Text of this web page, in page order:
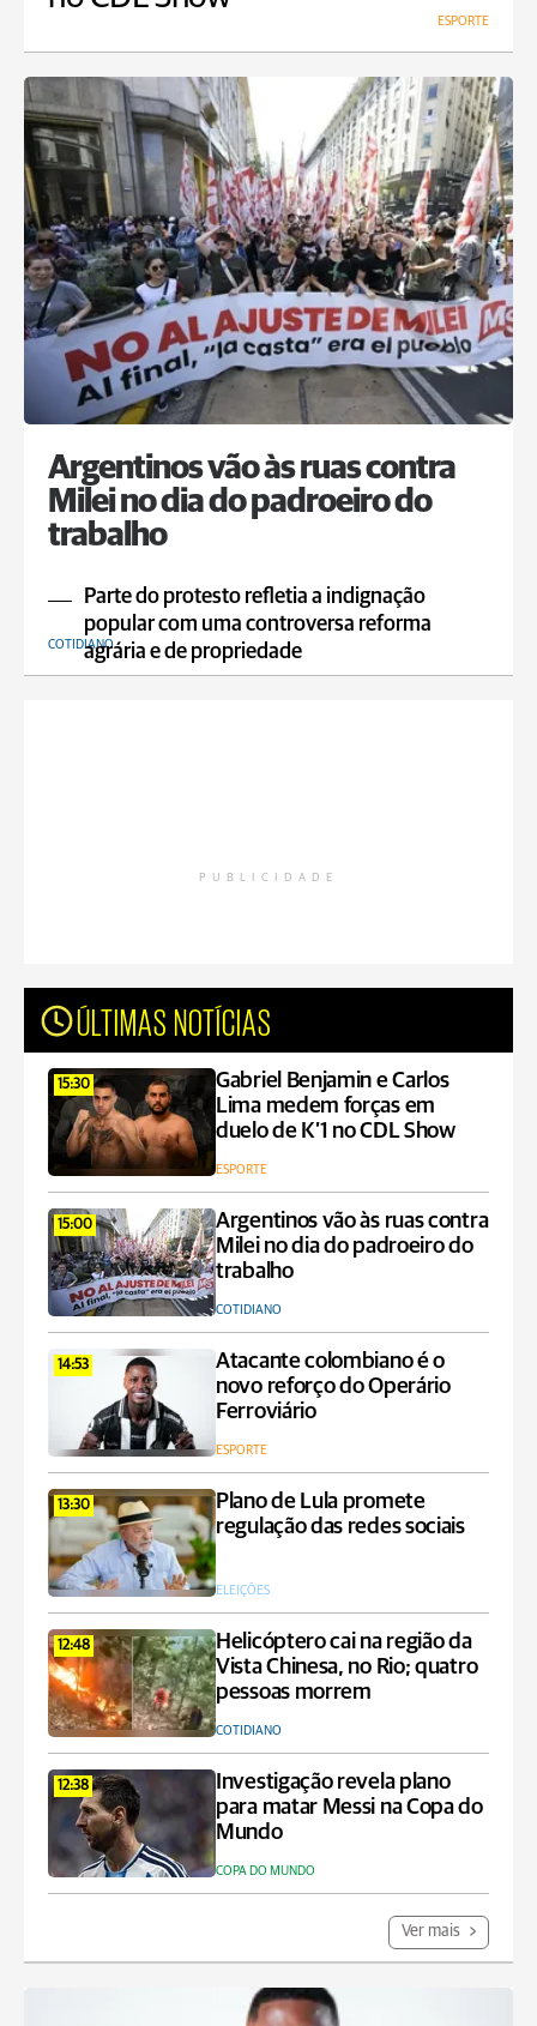
ESPORTE
Argentinos vão às ruas contra
Milei no dia do padroeiro do
trabalho
Parte do protesto refletia a indignação
popular com uma controversa reforma
agrária e de propriedade
COTIDIANO
PUBLICIDADE
ÚLTIMAS NOTÍCIAS
15:30
Gabriel Benjamin e Carlos
Lima medem forças em
duelo de K’1 no CDL Show
ESPORTE
15:00
Argentinos vão às ruas contra
Milei no dia do padroeiro do
trabalho
COTIDIANO
14:53
Atacante colombiano é o
novo reforço do Operário
Ferroviário
ESPORTE
13:30
Plano de Lula promete
regulação das redes sociais
ELEIÇÕES
12:48
Helicóptero cai na região da
Vista Chinesa, no Rio; quatro
pessoas morrem
COTIDIANO
12:38
Investigação revela plano
para matar Messi na Copa do
Mundo
COPA DO MUNDO
Ver mais